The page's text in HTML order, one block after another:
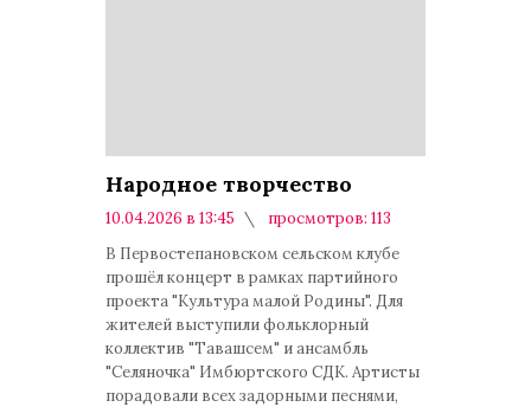
Народное творчество
10.04.2026 в 13:45
просмотров: 113
В Первостепановском сельском клубе
прошёл концерт в рамках партийного
проекта "Культура малой Родины". Для
жителей выступили фольклорный
коллектив "Тавашсем" и ансамбль
"Селяночка" Имбюртского СДК. Артисты
порадовали всех задорными песнями,